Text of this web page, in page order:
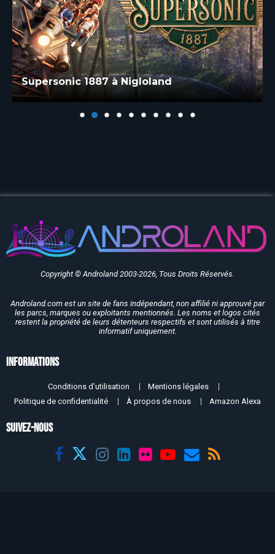
Supersonic 1887 à Nigloland
Copyright © Androland 2003-2026, Tous Droits Réservés.
Androland.com est un site de fans indépendant, non affilié ni approuvé par
les parcs, marques ou exploitants mentionnés. Les noms et logos cités
restent la propriété de leurs détenteurs respectifs et sont utilisés à titre
informatif uniquement.
Informations
Conditions d’utilisation
Mentions légales
Politique de confidentialité
À propos de nous Amazon Alexa
SUIVEZ-NOUS